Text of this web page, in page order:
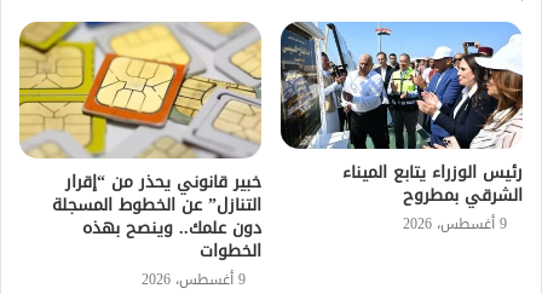
رئيس الوزراء يتابع الميناء
الشرقي بمطروح
9 أغسطس، 2026
خبير قانوني يحذر من “إقرار
التنازل” عن الخطوط المسجلة
دون علمك.. وينصح بهذه
الخطوات
9 أغسطس، 2026